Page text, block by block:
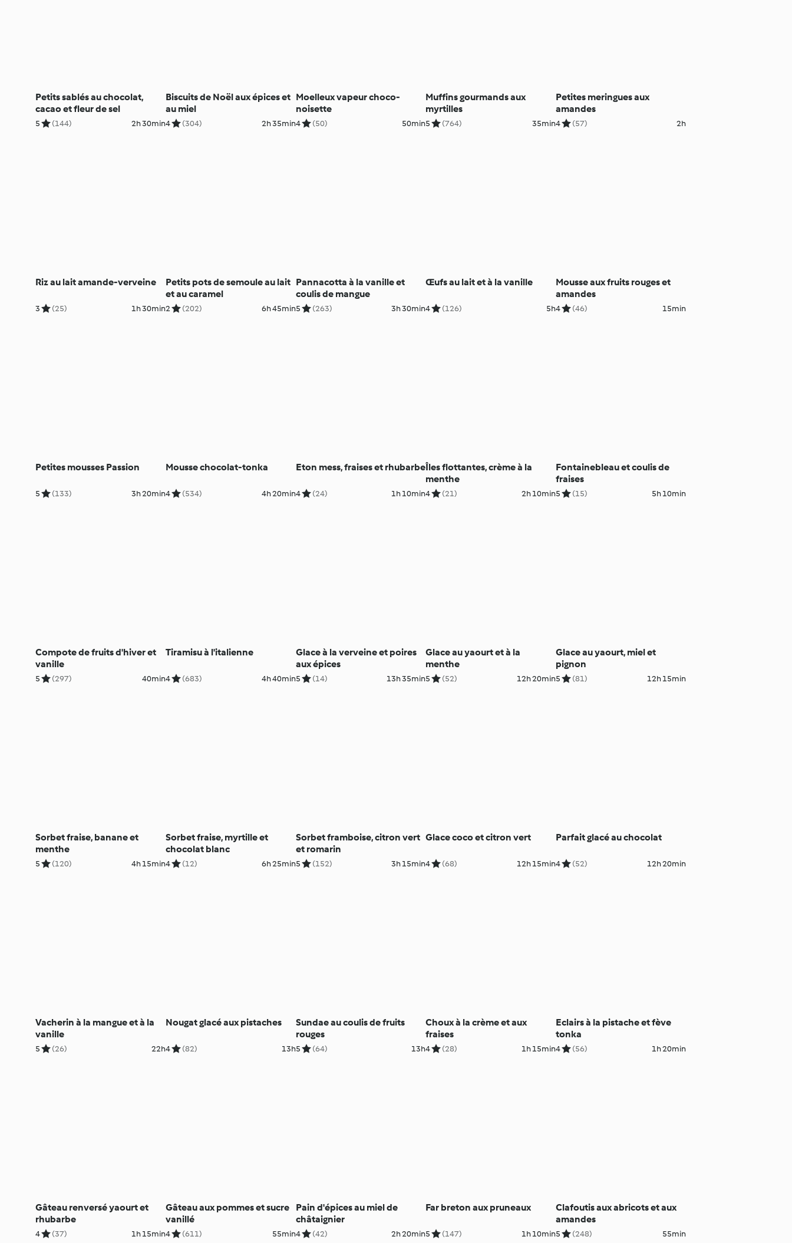
Petits sablés au chocolat,
cacao et fleur de sel
5 (144) 2h 30min
Biscuits de Noël aux épices et
au miel
4 (304) 2h 35min
Moelleux vapeur choco-
noisette
4 (50) 50min
Muffins gourmands aux
myrtilles
5 (764) 35min
Petites meringues aux
amandes
4 (57) 2h
Riz au lait amande-verveine
3 (25) 1h 30min
Petits pots de semoule au lait
et au caramel
2 (202) 6h 45min
Pannacotta à la vanille et
coulis de mangue
5 (263) 3h 30min
Œufs au lait et à la vanille
4 (126) 5h
Mousse aux fruits rouges et
amandes
4 (46) 15min
Petites mousses Passion
5 (133) 3h 20min
Mousse chocolat-tonka
4 (534) 4h 20min
Eton mess, fraises et rhubarbe
4 (24) 1h 10min
Îles flottantes, crème à la
menthe
4 (21) 2h 10min
Fontainebleau et coulis de
fraises
5 (15) 5h 10min
Compote de fruits d'hiver et
vanille
5 (297) 40min
Tiramisu à l'italienne
4 (683) 4h 40min
Glace à la verveine et poires
aux épices
5 (14) 13h 35min
Glace au yaourt et à la
menthe
5 (52) 12h 20min
Glace au yaourt, miel et
pignon
5 (81) 12h 15min
Sorbet fraise, banane et
menthe
5 (120) 4h 15min
Sorbet fraise, myrtille et
chocolat blanc
4 (12) 6h 25min
Sorbet framboise, citron vert
et romarin
5 (152) 3h 15min
Glace coco et citron vert
4 (68) 12h 15min
Parfait glacé au chocolat
4 (52) 12h 20min
Vacherin à la mangue et à la
vanille
5 (26) 22h
Nougat glacé aux pistaches
4 (82) 13h
Sundae au coulis de fruits
rouges
5 (64) 13h
Choux à la crème et aux
fraises
4 (28) 1h 15min
Eclairs à la pistache et fève
tonka
4 (56) 1h 20min
Gâteau renversé yaourt et
rhubarbe
4 (37) 1h 15min
Gâteau aux pommes et sucre
vanillé
4 (611) 55min
Pain d'épices au miel de
châtaignier
4 (42) 2h 20min
Far breton aux pruneaux
5 (147) 1h 10min
Clafoutis aux abricots et aux
amandes
5 (248) 55min